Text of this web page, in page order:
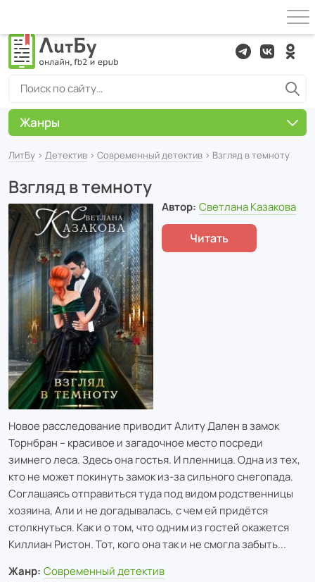
ЛитБу › Детектив › Современный детектив › Взгляд в темноту
Взгляд в темноту
Автор: Светлана Казакова
Читать
Новое расследование приводит Алиту Дален в замок
Торнбран – красивое и загадочное место посреди
зимнего леса. Здесь она гостья. И пленница. Одна из тех,
кто не может покинуть замок из-за сильного снегопада.
Соглашаясь отправиться туда под видом родственницы
хозяина, Али и не догадывалась, с чем ей придётся
столкнуться. Как и о том, что одним из гостей окажется
Киллиан Ристон. Тот, кого она так и не смогла забыть...
Жанр: Современный детектив
Жанры